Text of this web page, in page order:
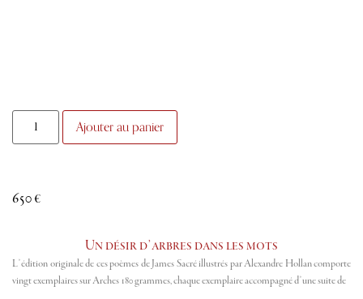
Ajouter au panier
650€
Un désir d’arbres dans les mots
L’édition originale de ces poèmes de James Sacré illustrés par Alexandre Hollan comporte
vingt exemplaires sur Arches 180 grammes, chaque exemplaire accompagné d’une suite de